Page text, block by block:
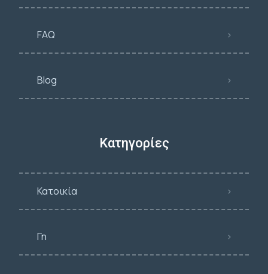
FAQ
Blog
Κατηγορίες
Κατοικία
Γη